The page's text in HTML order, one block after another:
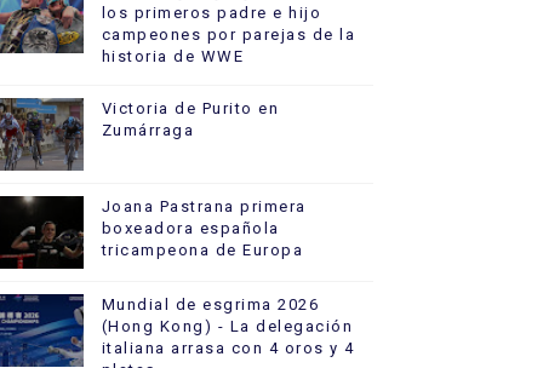
los primeros padre e hijo
campeones por parejas de la
historia de WWE
Victoria de Purito en
Zumárraga
Joana Pastrana primera
boxeadora española
tricampeona de Europa
Mundial de esgrima 2026
(Hong Kong) - La delegación
italiana arrasa con 4 oros y 4